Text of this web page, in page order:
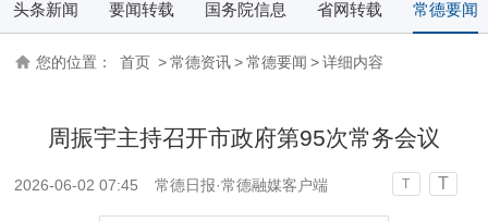
头条新闻 要闻转载 国务院信息 省网转载 常德要闻
您的位置： 首页 > 常德资讯 > 常德要闻 > 详细内容
周振宇主持召开市政府第95次常务会议
2026-06-02 07:45 常德日报·常德融媒客户端 T T